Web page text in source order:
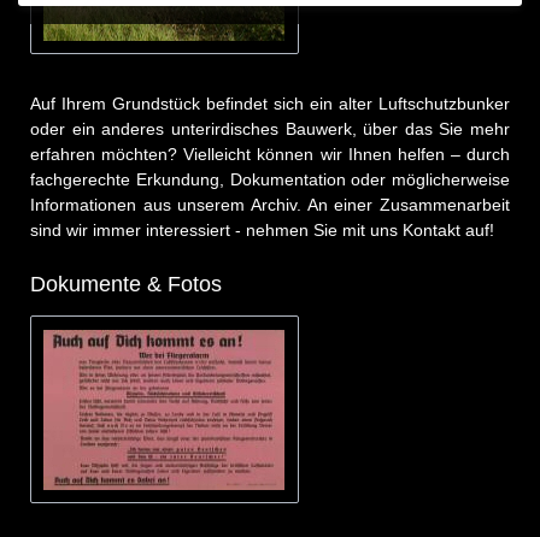
Auf Ihrem Grundstück befindet sich ein alter Luftschutzbunker
oder ein anderes unterirdisches Bauwerk, über das Sie mehr
erfahren möchten? Vielleicht können wir Ihnen helfen – durch
fachgerechte Erkundung, Dokumentation oder möglicherweise
Informationen aus unserem Archiv. An einer Zusammenarbeit
sind wir immer interessiert - nehmen Sie mit uns Kontakt auf!
Dokumente & Fotos